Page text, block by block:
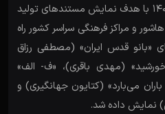
طرح «اکران حقیقت» تابستان ۱۴۰۰ با هدف نمایش مستندهای تولید
و مراکز فرهنگی سراسر کشور راه
«بانو قدس ایران» (مصطفی رزاق
(مهدی باقری)، «ف- الف»
می‌بارد» (کتایون جهانگیری) و
نمایش داده شد.